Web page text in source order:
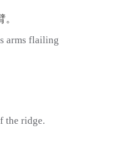
arms flailing
the ridge.